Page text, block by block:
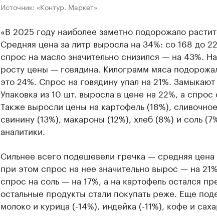
Источник: «Контур. Маркет»
«В 2025 году наиболее заметно подорожало
Средняя цена за литр выросла на 34%: со 168 до
спрос на масло значительно снизился — на 43%.
росту цены — говядина. Килограмм мяса
это 24%. Спрос на говядину упал на 21%. Замыкают
Упаковка из 10 шт. выросла в цене на 22%, а спрос
Также выросли цены на картофель (18%),
свинину (13%), макароны (12%), хлеб (8%) и соль
аналитики.
Сильнее всего подешевели гречка — средняя цена
при этом спрос на нее значительно вырос — на
спрос на соль — на 17%, а на картофель остался
остальные продукты стали покупать реже. Еще
молоко и курица (-14%), индейка (-11%), кофе и